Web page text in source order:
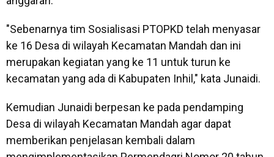
"Sebenarnya tim Sosialisasi PTOPKD telah menyasar
ke 16 Desa di wilayah Kecamatan Mandah dan ini
merupakan kegiatan yang ke 11 untuk turun ke
kecamatan yang ada di Kabupaten Inhil," kata Junaidi.
Kemudian Junaidi berpesan ke pada pendamping
Desa di wilayah Kecamatan Mandah agar dapat
memberikan penjelasan kembali dalam